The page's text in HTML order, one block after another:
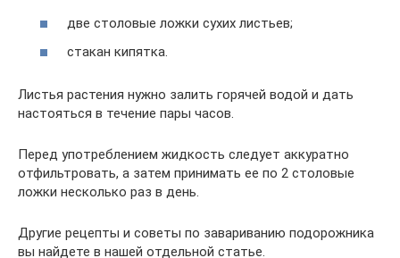
две столовые ложки сухих листьев;
стакан кипятка.
Листья растения нужно залить горячей водой и дать
настояться в течение пары часов.
Перед употреблением жидкость следует аккуратно
отфильтровать, а затем принимать ее по 2 столовые
ложки несколько раз в день.
Другие рецепты и советы по завариванию подорожника
вы найдете в нашей отдельной статье.